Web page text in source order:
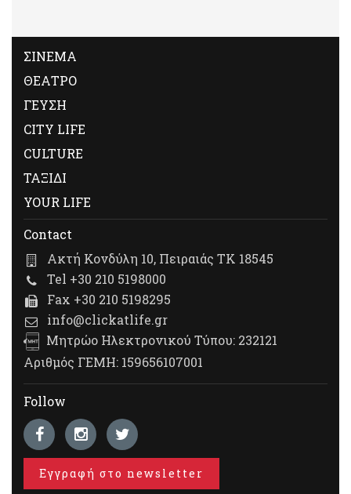
ΣΙΝΕΜΑ
ΘΕΑΤΡΟ
ΓΕΥΣΗ
CITY LIFE
CULTURE
ΤΑΞΙΔΙ
YOUR LIFE
Contact
Ακτή Κονδύλη 10, Πειραιάς ΤΚ 18545
Tel +30 210 5198000
Fax +30 210 5198295
info@clickatlife.gr
Μητρώο Ηλεκτρονικού Τύπου: 232121
Αριθμός ΓΕΜΗ: 159656107001
Follow
Εγγραφή στο newsletter